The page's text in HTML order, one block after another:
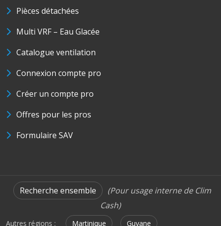
Pièces détachées
Multi VRF – Eau Glacée
Catalogue ventilation
Connexion compte pro
Créer un compte pro
Offres pour les pros
Formulaire SAV
Recherche ensemble
(Pour usage interne de Clim
Cash)
Autres régions : Martinique Guyane